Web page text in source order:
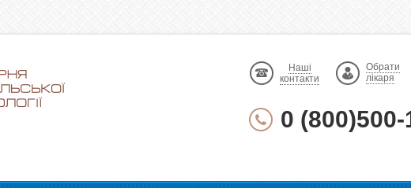
Наші
контакти
Обрати
лікаря
0 (800)500-